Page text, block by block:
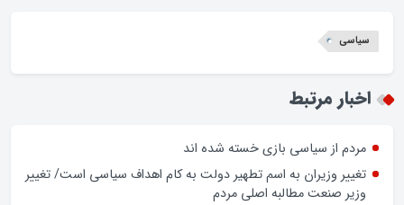
سیاسی
اخبار مرتبط
مردم از سیاسی بازی خسته شده اند
تغییر وزیران به اسم تطهیر دولت به کام اهداف سیاسی است/ تغییر
وزیر صنعت مطالبه اصلی مردم